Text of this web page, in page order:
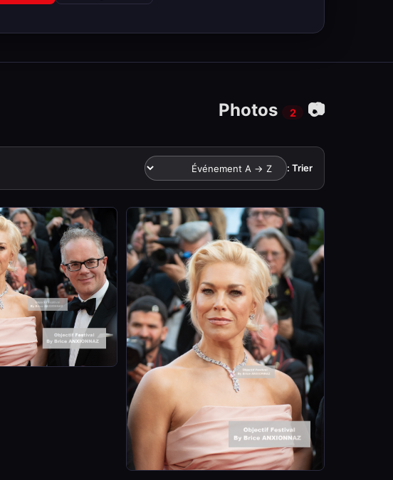
📷 Photos
2
Trier :